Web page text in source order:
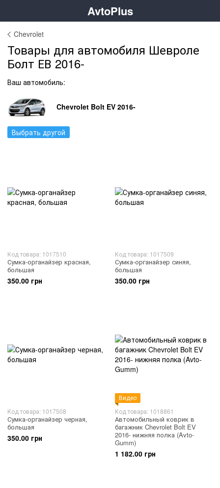
AvtoPlus
Chevrolet
Товары для автомобиля Шевроле
Болт ЕВ 2016-
Ваш автомобиль:
Chevrolet Bolt EV 2016-
Выбрать другой
Код товара: 1017510
Сумка-органайзер красная,
большая
350.00 грн
Код товара: 1017509
Сумка-органайзер синяя,
большая
350.00 грн
Код товара: 1017508
Сумка-органайзер черная,
большая
350.00 грн
Видео
Код товара: 1018861
Автомобильный коврик в
багажник Chevrolet Bolt EV
2016- нижняя полка (Avto-
Gumm)
1 182.00 грн